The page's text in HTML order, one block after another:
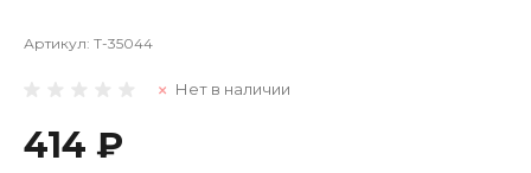
Артикул: Т-35044
Нет в наличии
414 ₽